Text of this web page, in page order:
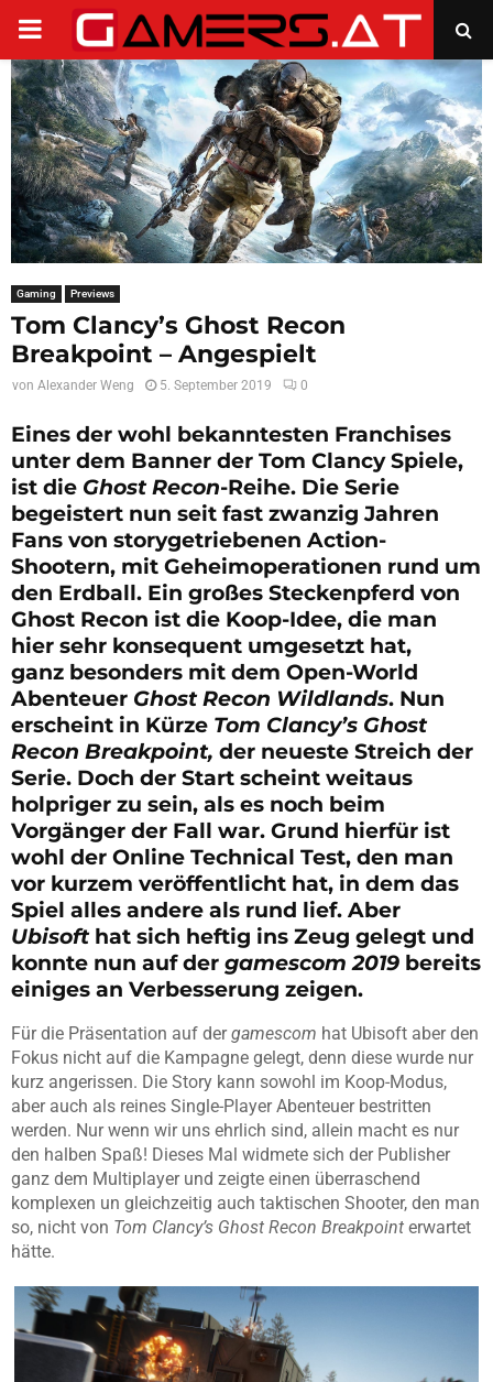
PRIMARY
MENU
Gaming Previews
Tom Clancy’s Ghost Recon
Breakpoint – Angespielt
von Alexander Weng 5. September 2019 0
Eines der wohl bekanntesten Franchises
unter dem Banner der Tom Clancy Spiele,
ist die Ghost Recon-Reihe. Die Serie
begeistert nun seit fast zwanzig Jahren
Fans von storygetriebenen Action-
Shootern, mit Geheimoperationen rund um
den Erdball. Ein großes Steckenpferd von
Ghost Recon ist die Koop-Idee, die man
hier sehr konsequent umgesetzt hat,
ganz besonders mit dem Open-World
Abenteuer Ghost Recon Wildlands. Nun
erscheint in Kürze Tom Clancy’s Ghost
Recon Breakpoint, der neueste Streich der
Serie. Doch der Start scheint weitaus
holpriger zu sein, als es noch beim
Vorgänger der Fall war. Grund hierfür ist
wohl der Online Technical Test, den man
vor kurzem veröffentlicht hat, in dem das
Spiel alles andere als rund lief. Aber
Ubisofthat sich heftig ins Zeug gelegt und
konnte nun auf der gamescom 2019 bereits
einiges an Verbesserung zeigen.
Für die Präsentation auf dergamescom hat Ubisoft aber den
Fokus nicht auf die Kampagne gelegt, denn diese wurde nur
kurz angerissen. Die Story kann sowohl im Koop-Modus,
aber auch als reines Single-Player Abenteuer bestritten
werden. Nur wenn wir uns ehrlich sind, allein macht es nur
den halben Spaß! Dieses Mal widmete sich der Publisher
ganz dem Multiplayer und zeigte einen überraschend
komplexen un gleichzeitig auch taktischen Shooter, den man
so, nicht von Tom Clancy’s Ghost Recon Breakpoint erwartet
hätte.